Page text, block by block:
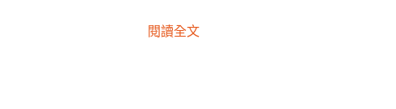
閱讀全文